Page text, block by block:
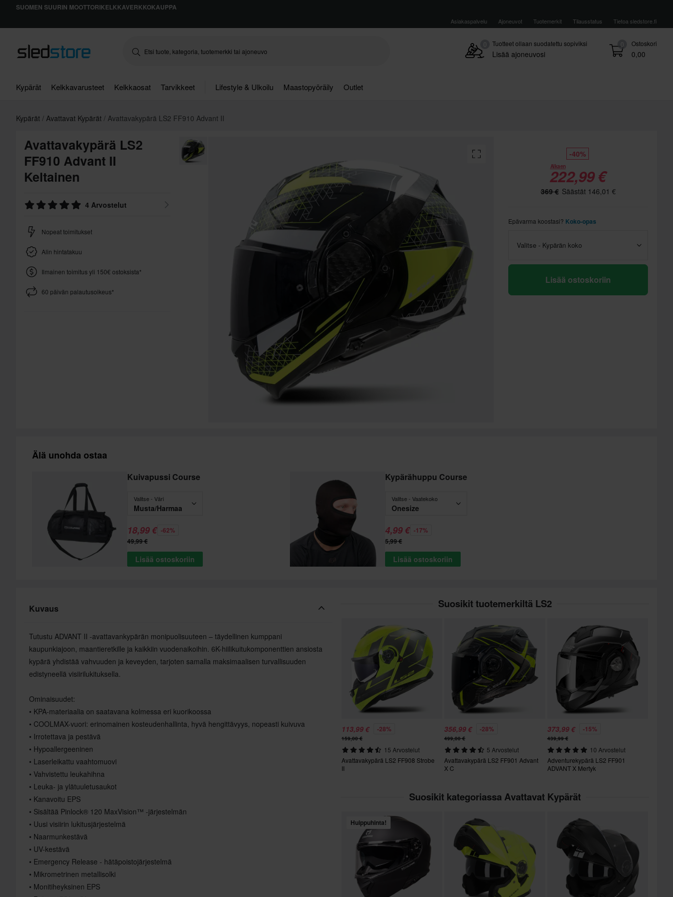
SUOMEN SUURIN MOOTTORIKELKKAVERKKOKAUPPA
Asiakaspalvelu Ajoneuvot Tuotemerkit Tilausstatus Tietoa sledstore.fi
0 Ostoskori
0,00
Tuotteet ollaan suodatettu sopiviksi
Lisää ajoneuvosi
Kypärät Kelkkavarusteet Kelkkaosat Tarvikkeet Lifestyle & Ulkoilu Maastopyöräily Outlet
Kypärät Avattavat Kypärät Avattavakypärä LS2 FF910 Advant II
Avattavakypärä LS2
FF910 Advant II
Keltainen
4 Arvostelut
Nopeat toimitukset
Alin hintatakuu
Ilmainen toimitus yli 150€ ostoksista*
60 päivän palautusoikeus*
-40%
Alkaen
222,99 €
369 € Säästät 146,01 €
Epävarma koostasi? Koko-opas
Valitse - Kypärän koko
Lisää ostoskoriin
Älä unohda ostaa
Kuivapussi Course
Valitse - Väri
Musta/Harmaa
18,99 € -62%
49,99 €
Lisää ostoskoriin
Kypärähuppu Course
Valitse - Vaatekoko
Onesize
4,99 € -17%
5,99 €
Lisää ostoskoriin
Kuvaus
Tutustu ADVANT II -avattavankypärän monipuolisuuteen – täydellinen kumppani
kaupunkiajoon, maantieretkille ja kaikkiin vuodenaikoihin. 6K-hiilikuitukomponenttien ansiosta
kypärä yhdistää vahvuuden ja keveyden, tarjoten samalla maksimaalisen turvallisuuden
edistyneellä visiirilukituksella.
Ominaisuudet:
• KPA-materiaalia on saatavana kolmessa eri kuorikoossa
• COOLMAX-vuori: erinomainen kosteudenhallinta, hyvä hengittävyys, nopeasti kuivuva
• Irrotettava ja pestävä
• Hypoallergeeninen
• Laserleikattu vaahtomuovi
• Vahvistettu leukahihna
• Leuka- ja ylätuuletusaukot
• Kanavoitu EPS
• Sisältää Pinlock® 120 MaxVision™ -järjestelmän
• Uusi visiirin lukitusjärjestelmä
• Naarmunkestävä
• UV-kestävä
• Emergency Release - hätäpoistojärjestelmä
• Mikrometrinen metallisolki
• Monitiheyksinen EPS
Suosikit tuotemerkiltä LS2
113,99 € -28%
159,00 €
15 Arvostelut
Avattavakypärä LS2 FF908 Strobe
II
356,99 € -28%
499,00 €
5 Arvostelut
Avattavakypärä LS2 FF901 Advant
X C
373,99 € -15%
439,99 €
10 Arvostelut
Adventurekypärä LS2 FF901
ADVANT X Mertyk
Suosikit kategoriassa Avattavat Kypärät
Huippuhinta!